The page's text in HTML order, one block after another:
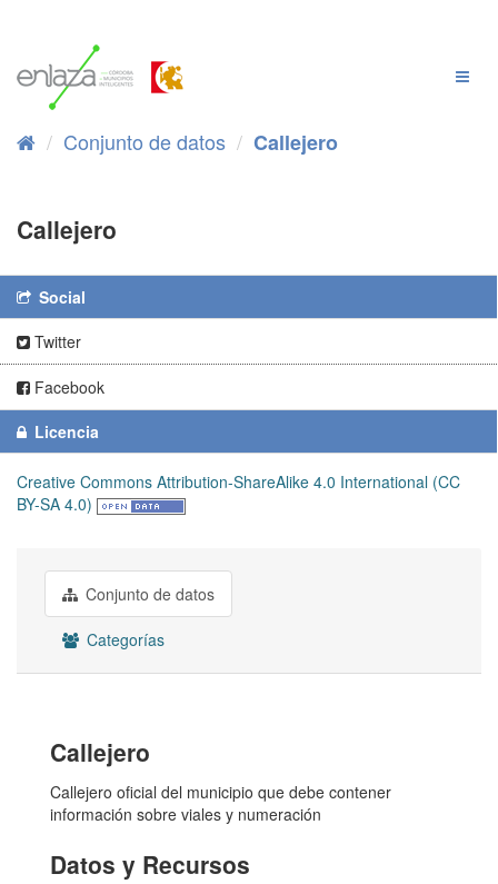
Conjunto de datos Callejero
Callejero
Social
Twitter
Facebook
Licencia
Creative Commons Attribution-ShareAlike 4.0 International (CC
BY-SA 4.0)
Conjunto de datos
Categorías
Callejero
Callejero oficial del municipio que debe contener
información sobre viales y numeración
Datos y Recursos